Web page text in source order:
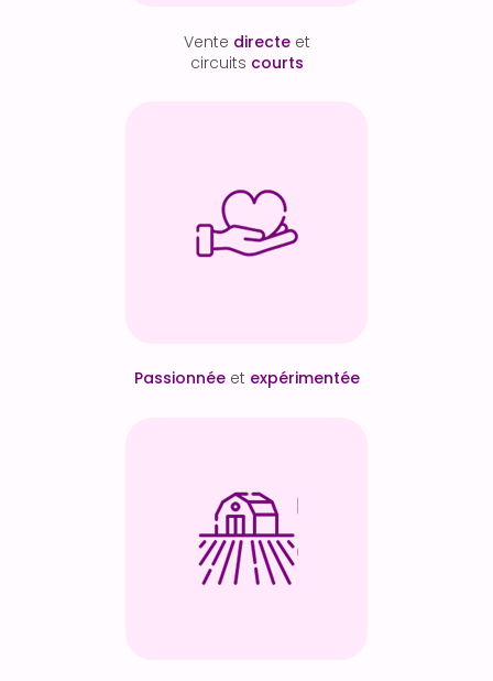
Vente directe et
circuits courts
Passionnée et expérimentée